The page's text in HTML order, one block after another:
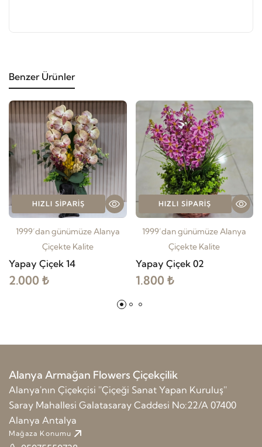
Benzer Ürünler
HIZLI SIPARIŞ
1999’dan günümüze Alanya
Çiçekte Kalite
Yapay Çiçek 14
2.000 ₺
HIZLI SIPARIŞ
1999’dan günümüze Alanya
Çiçekte Kalite
Yapay Çiçek 02
1.800 ₺
Alanya Armağan Flowers Çiçekçilik
Alanya'nın Çiçekçisi ''Çiçeği Sanat Yapan Kuruluş''
Saray Mahallesi Galatasaray Caddesi No:22/A 07400
Alanya Antalya
Mağaza Konumu